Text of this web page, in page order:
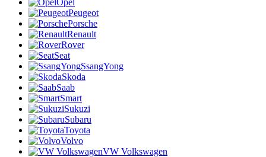
Opel
Peugeot
Porsche
Renault
Rover
Seat
SsangYong
Skoda
Saab
Smart
Sukuzi
Subaru
Toyota
Volvo
VW Volkswagen